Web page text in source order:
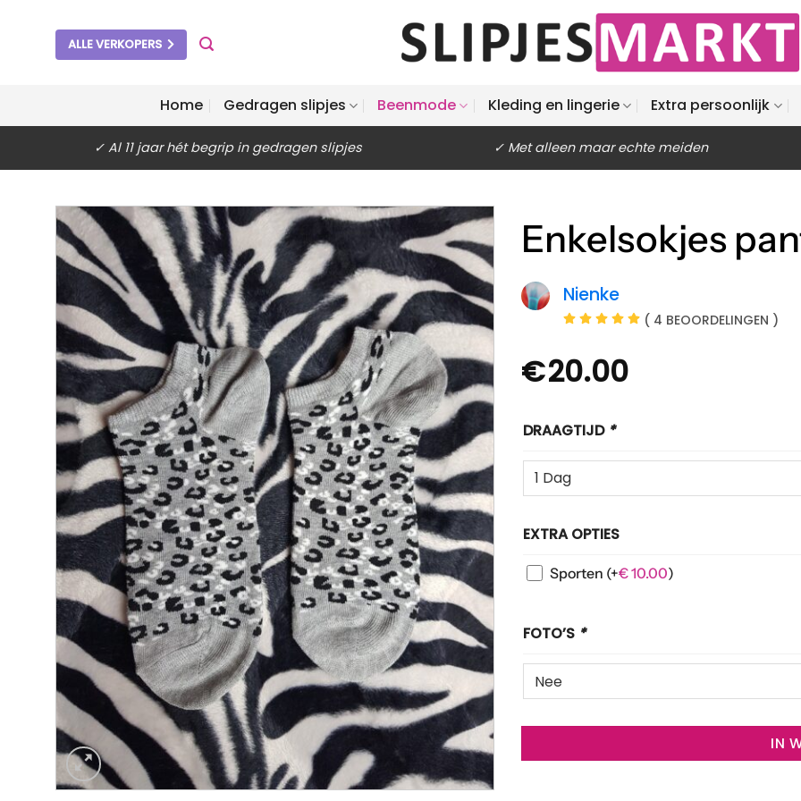
ALLE VERKOPERS
Home Gedragen slipjes Beenmode Kleding en lingerie Extra persoonlijk
✓ Al 11 jaar hét begrip in gedragen slipjes ✓ Met alleen maar echte meiden
Enkelsokjes
Nienke
( 4 BEOORDELINGEN )
€20.00
DRAAGTIJD *
EXTRA OPTIES
Sporten (+€10.00)
FOTO’S *
IN